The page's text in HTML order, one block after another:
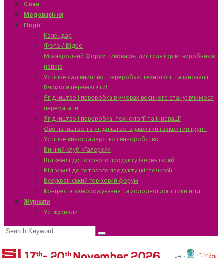
Соки
Медоваріння
Події
Календар
Фото / Відео
Міжнародний Форум пивоварів, дистиляторів і виробників
напоїв
Успішне садівництво і переробка: технології та інновації.
Вчимося перемагати!
Ягідництво і переробка в умовах воєнного стану: вчимося
перемагати!
Ягідництво і переробка: технології та інновації
Овочівництво та ягідництво: відкритий і закритий ґрунт
Успішне виноградарство і виноробство
Винний клуб «Галерея»
Від землі до готового продукту (зерняткові)
Від землі до готового продукту (кісточкові)
Всеукраїнський горіховий форум
Конгрес із заморожування та холодної логістики ягід
Журнали
Усі журнали